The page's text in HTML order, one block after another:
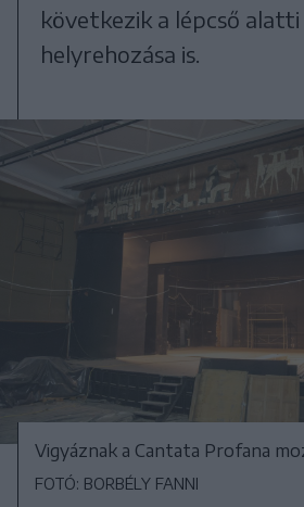
következik a lépcső alatti
helyrehozása is.
Vigyáznak a Cantata Profana
FOTÓ: BORBÉLY FANNI